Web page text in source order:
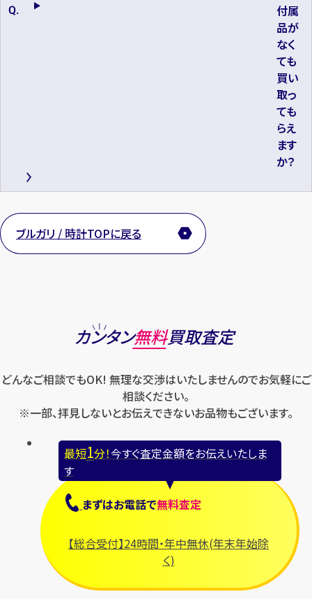
付属
品が
なく
ても
買い
取っ
ても
らえ
ます
か？
ブルガリ / 時計TOPに戻る
カンタン無料買取査定
どんなご相談でもOK! 無理な交渉はいたしませんのでお気軽にご
相談ください。
※一部、拝見しないとお伝えできないお品物もございます。
最短1分！今すぐ査定金額をお伝えいたしま
す
まずはお電話で無料査定
【総合受付】24時間・年中無休(年末年始除
く)